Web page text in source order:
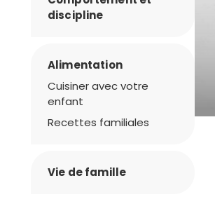
discipline
Alimentation
Cuisiner avec votre
enfant
Recettes familiales
Vie de famille